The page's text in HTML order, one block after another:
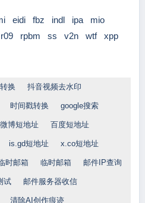
eidi fbz indl ipa
mio
r09 rpbm ss v2n wtf
xpp
换 抖音视频去水印
时间戳转换 google搜索
微博短地址 百度短地址
is.gd短地址 x.co短地址
时邮箱 临时邮箱 邮件IP查询
试 邮件服务器收信
清除AI创作痕迹